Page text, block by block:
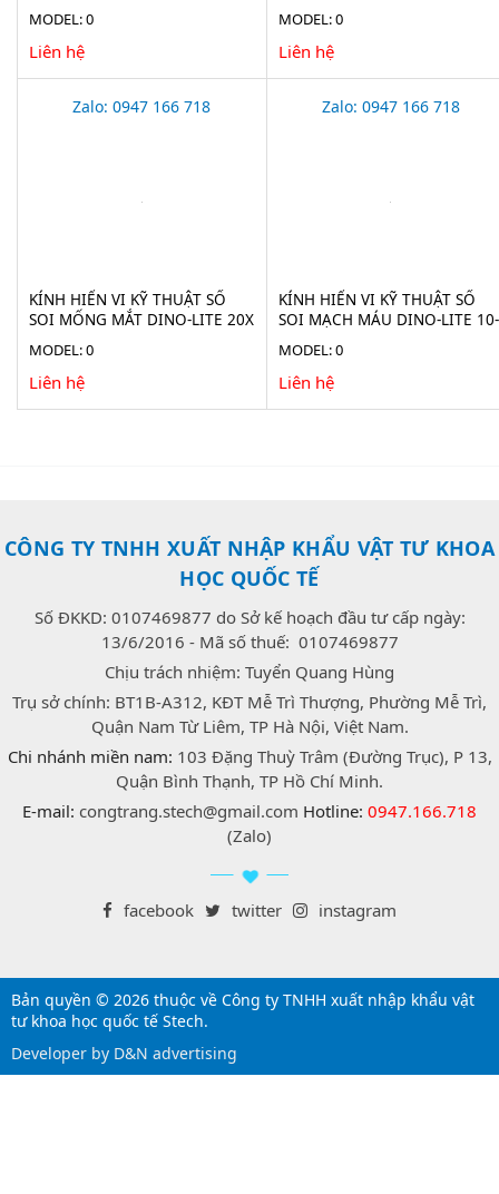
MODEL: 0
Liên hệ
MODEL: 0
Liên hệ
Zalo: 0947 166 718
KÍNH HIỂN VI KỸ THUẬT SỐ
SOI MỐNG MẮT DINO-LITE 20X
MODEL: 0
Liên hệ
Zalo: 0947 166 718
KÍNH HIỂN VI KỸ THUẬT SỐ
SOI MẠCH MÁU DINO-LITE 10-
MODEL: 0
Liên hệ
CÔNG TY TNHH XUẤT NHẬP KHẨU VẬT TƯ KHOA
HỌC QUỐC TẾ
Số ĐKKD: 0107469877 do Sở kế hoạch đầu tư cấp ngày:
13/6/2016 - Mã số thuế: 0107469877
Chịu trách nhiệm: Tuyển Quang Hùng
Trụ sở chính: BT1B-A312, KĐT Mễ Trì Thượng, Phường Mễ Trì,
Quận Nam Từ Liêm, TP Hà Nội, Việt Nam.
Chi nhánh miền nam: 103 Đặng Thuỳ Trâm (Đường Trục), P 13,
Quận Bình Thạnh, TP Hồ Chí Minh.
E-mail: congtrang.stech@gmail.com Hotline: 0947.166.718
(Zalo)
facebook twitter instagram
Bản quyền © 2026 thuộc về Công ty TNHH xuất nhập khẩu vật
tư khoa học quốc tế Stech.
Developer by D&N advertising